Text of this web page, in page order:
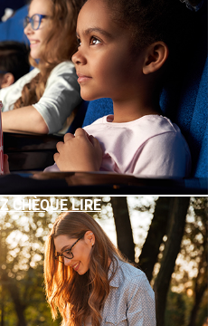
CHÈQUE LIRE